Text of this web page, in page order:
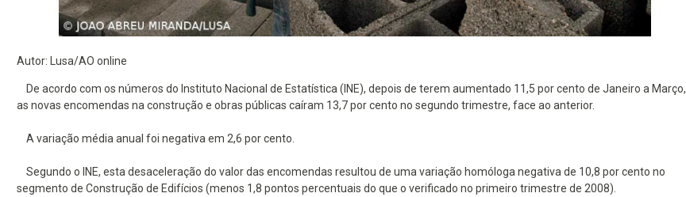
Autor: Lusa/AO online
De acordo com os números do Instituto Nacional de Estatística (INE), depois de terem aumentado 11,5 por cento de Janeiro a Março,
as novas encomendas na construção e obras públicas caíram 13,7 por cento no segundo trimestre, face ao anterior.
A variação média anual foi negativa em 2,6 por cento.
Segundo o INE, esta desaceleração do valor das encomendas resultou de uma variação homóloga negativa de 10,8 por cento no
segmento de Construção de Edifícios (menos 1,8 pontos percentuais do que o verificado no primeiro trimestre de 2008).